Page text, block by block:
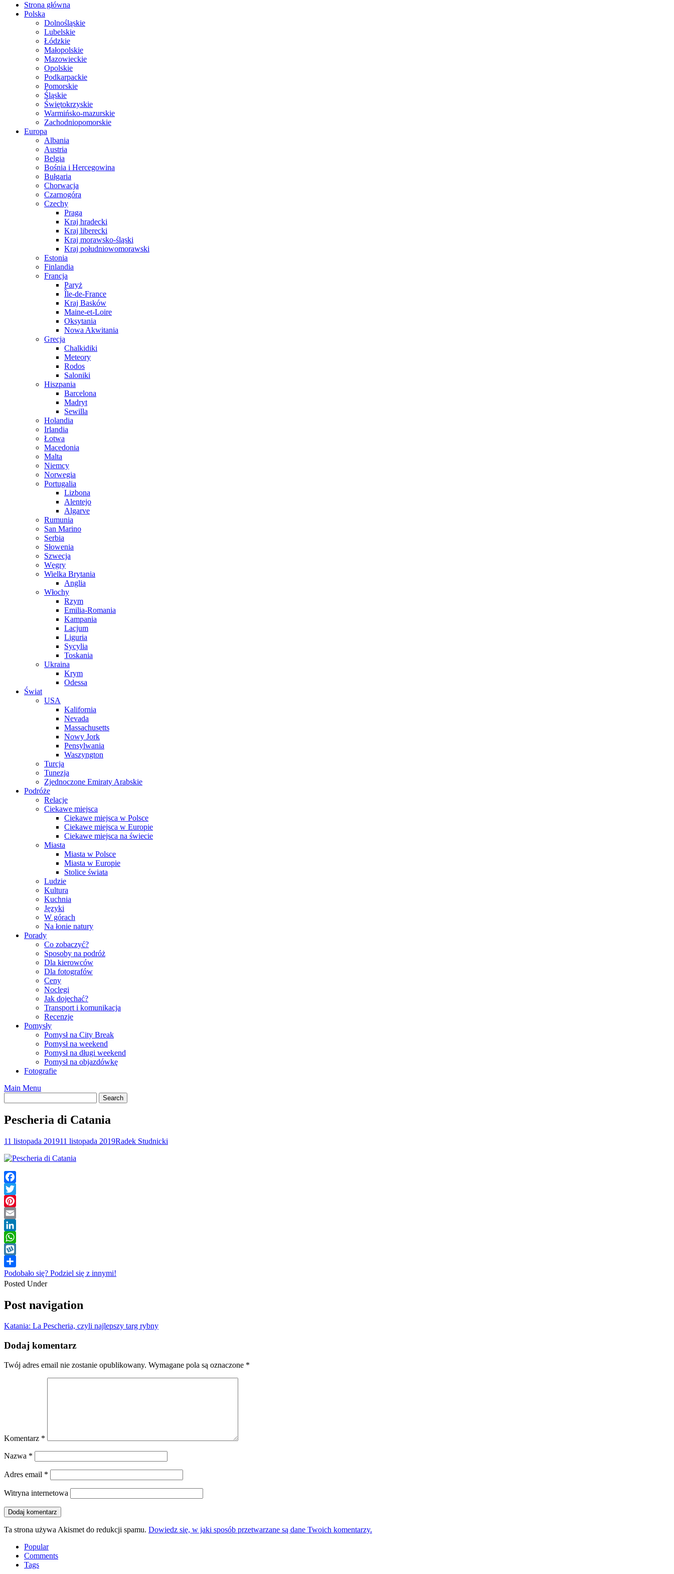
Strona główna
Polska
Dolnośląskie
Lubelskie
Łódzkie
Małopolskie
Mazowieckie
Opolskie
Podkarpackie
Pomorskie
Śląskie
Świętokrzyskie
Warmińsko-mazurskie
Zachodniopomorskie
Europa
Albania
Austria
Belgia
Bośnia i Hercegowina
Bułgaria
Chorwacja
Czarnogóra
Czechy
Praga
Kraj hradecki
Kraj liberecki
Kraj morawsko-śląski
Kraj południowomorawski
Estonia
Finlandia
Francja
Paryż
Île-de-France
Kraj Basków
Maine-et-Loire
Oksytania
Nowa Akwitania
Grecja
Chalkidiki
Meteory
Rodos
Saloniki
Hiszpania
Barcelona
Madryt
Sewilla
Holandia
Irlandia
Łotwa
Macedonia
Malta
Niemcy
Norwegia
Portugalia
Lizbona
Alentejo
Algarve
Rumunia
San Marino
Serbia
Słowenia
Szwecja
Węgry
Wielka Brytania
Anglia
Włochy
Rzym
Emilia-Romania
Kampania
Lacjum
Liguria
Sycylia
Toskania
Ukraina
Krym
Odessa
Świat
USA
Kalifornia
Nevada
Massachusetts
Nowy Jork
Pensylwania
Waszyngton
Turcja
Tunezja
Zjednoczone Emiraty Arabskie
Podróże
Relacje
Ciekawe miejsca
Ciekawe miejsca w Polsce
Ciekawe miejsca w Europie
Ciekawe miejsca na świecie
Miasta
Miasta w Polsce
Miasta w Europie
Stolice świata
Ludzie
Kultura
Kuchnia
Języki
W górach
Na łonie natury
Porady
Co zobaczyć?
Sposoby na podróż
Dla kierowców
Dla fotografów
Ceny
Noclegi
Jak dojechać?
Transport i komunikacja
Recenzje
Pomysły
Pomysł na City Break
Pomysł na weekend
Pomysł na długi weekend
Pomysł na objazdówkę
Fotografie
Main Menu
Pescheria di Catania
11 listopada 201911 listopada 2019Radek Studnicki
Facebook
Twitter
Pinterest
Email
LinkedIn
WhatsApp
Wykop
Podobało się? Podziel się z innymi!
Posted Under
Post navigation
Katania: La Pescheria, czyli najlepszy targ rybny
Dodaj komentarz
Twój adres email nie zostanie opublikowany. Wymagane pola są oznaczone *
Komentarz *
Nazwa *
Adres email *
Witryna internetowa
Ta strona używa Akismet do redukcji spamu. Dowiedz się, w jaki sposób przetwarzane są dane Twoich komentarzy.
Popular
Comments
Tags